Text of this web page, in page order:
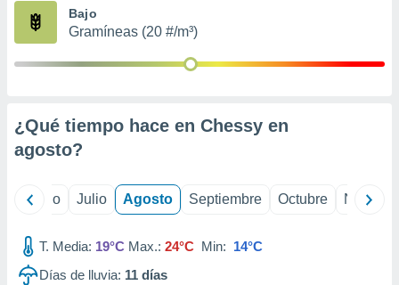
publicidad
1199
Bajo
Gramíneas (20 #/m³)
¿Qué tiempo hace en Chessy en
agosto?
Junio Julio Agosto Septiembre Octubre
T. Media: 19°C Max.: 24°C Min: 14°C
Días de lluvia: 11 días